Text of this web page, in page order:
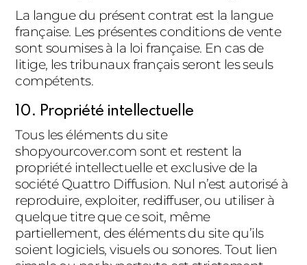
La langue du présent contrat est la langue
française. Les présentes conditions de vente
sont soumises à la loi française. En cas de
litige, les tribunaux français seront les seuls
compétents.
10. Propriété intellectuelle
Tous les éléments du site
shopyourcover.com sont et restent la
propriété intellectuelle et exclusive de la
société Quattro Diffusion. Nul n’est autorisé à
reproduire, exploiter, rediffuser, ou utiliser à
quelque titre que ce soit, même
partiellement, des éléments du site qu’ils
soient logiciels, visuels ou sonores. Tout lien